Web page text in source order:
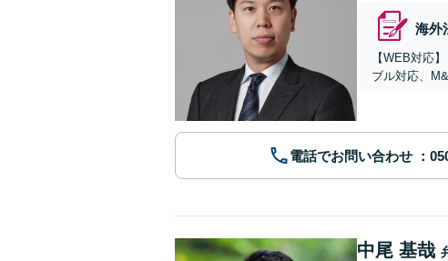
海外
【WEB対応
ブル対応、
電話でお問い合わせ
中尾 基哉